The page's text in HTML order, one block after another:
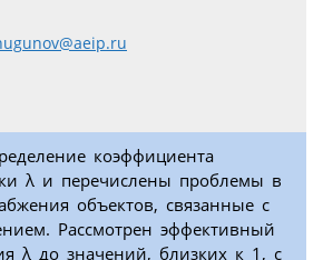
коэффициента
λ и перечислены проблемы в
объектов, связанные с
Рассмотрен эффективный
λ до значений, близких к 1, с